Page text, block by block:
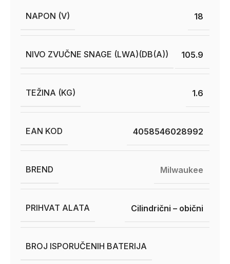
NAPON (V) 18
NIVO ZVUČNE SNAGE (LWA)(DB(A)) 105.9
TEŽINA (KG) 1.6
EAN KOD 4058546028992
BREND Milwaukee
PRIHVAT ALATA Cilindrični – obični
BROJ ISPORUČENIH BATERIJA